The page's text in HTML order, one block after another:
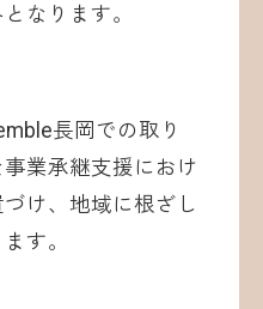
なります。
長岡での取り
業承継支援におけ
け、地域に根ざし
す。